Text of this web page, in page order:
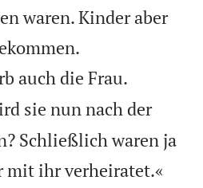
waren. Kinder aber
auch die Frau.
sie nun nach der
Schließlich waren ja
mit ihr verheiratet.«